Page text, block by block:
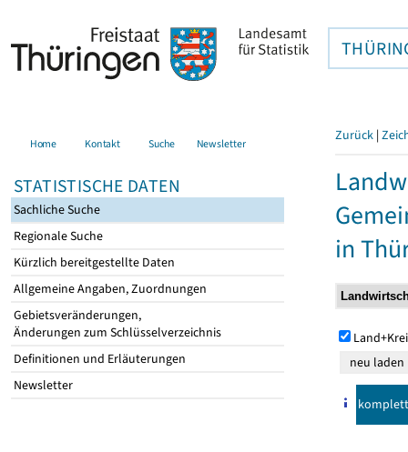
Home Kontakt Suche Newsletter
STATISTISCHE DATEN
Sachliche Suche
Regionale Suche
Kürzlich bereitgestellte Daten
Allgemeine Angaben, Zuordnungen
Gebietsveränderungen,
Änderungen zum Schlüsselverzeichnis
Definitionen und Erläuterungen
Newsletter
Zurück |
in
komplett